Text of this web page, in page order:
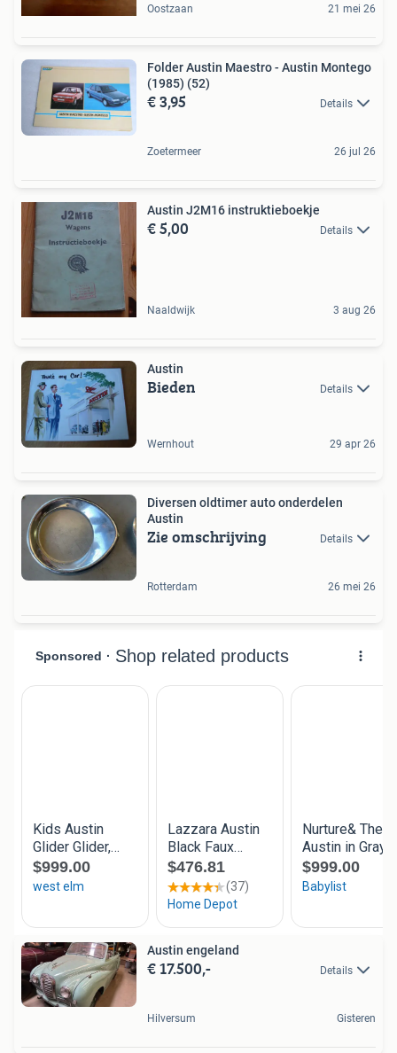
Oostzaan 21 mei 26
Folder Austin Maestro - Austin Montego
(1985) (52)
€ 3,95 Details
Zoetermeer 26 jul 26
Austin J2M16 instruktieboekje
€ 5,00 Details
Naaldwijk 3 aug 26
Austin
Bieden Details
Wernhout 29 apr 26
Diversen oldtimer auto onderdelen
Austin
Zie omschrijving Details
Rotterdam 26 mei 26
Austin engeland
€ 17.500,- Details
Hilversum Gisteren